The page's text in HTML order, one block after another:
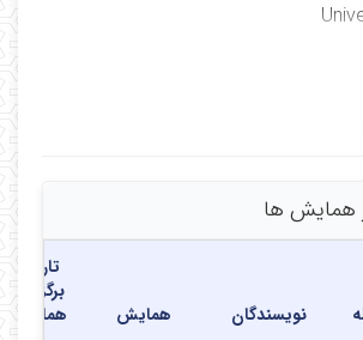
همایش ها
نویسندگان همایش
تاریخ
برگزاری
همایش